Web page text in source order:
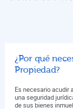
¿Por qué
Propiedad?
Es necesario acudir
una seguridad
de sus bienes